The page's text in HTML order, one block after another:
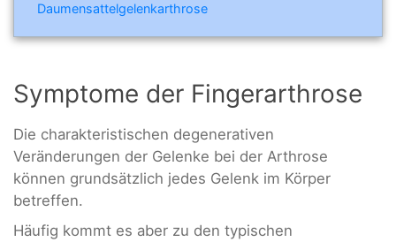
Daumensattelgelenkarthrose
Symptome der Fingerarthrose
Die charakteristischen degenerativen
Veränderungen der Gelenke bei der Arthrose
können grundsätzlich jedes Gelenk im Körper
betreffen.
Häufig kommt es aber zu den typischen